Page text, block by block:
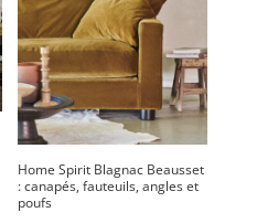
Home Spirit Blagnac Beausset
: canapés, fauteuils, angles et
poufs